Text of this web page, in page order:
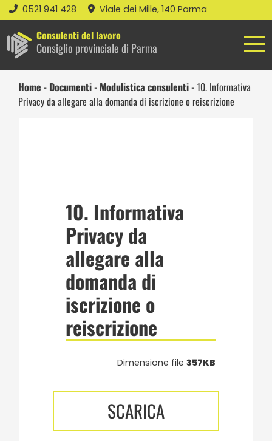
0521 941 428 Viale dei Mille, 140 Parma
Consulenti del lavoro
Consiglio provinciale di Parma
Home - Documenti- Modulistica consulenti-10. Informativa
Privacy da allegare alla domanda di iscrizione o reiscrizione
10. Informativa
Privacy da
allegare alla
domanda di
iscrizione o
reiscrizione
Dimensione file 357KB
SCARICA